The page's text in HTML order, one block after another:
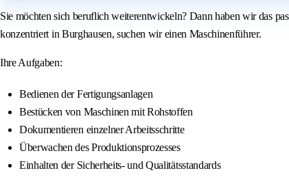
Sie möchten sich beruflich weiterentwickeln? Dann haben wir das
konzentriert in Burghausen, suchen wir einen Maschinenführer.
Ihre Aufgaben:
Bedienen der Fertigungsanlagen
Bestücken von Maschinen mit Rohstoffen
Dokumentieren einzelner Arbeitsschritte
Überwachen des Produktionsprozesses
Einhalten der Sicherheits- und Qualitätsstandards